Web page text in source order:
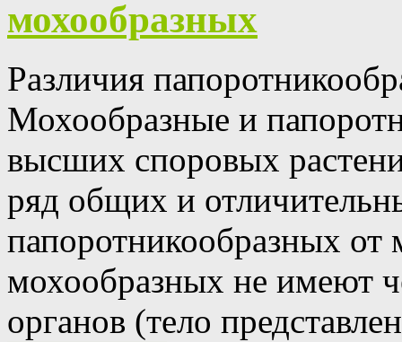
мохообразных
Различия
Мохообразные и
высших споровых
ряд общих и
папоротникообразных
мохообразных не имеют
органов (тело